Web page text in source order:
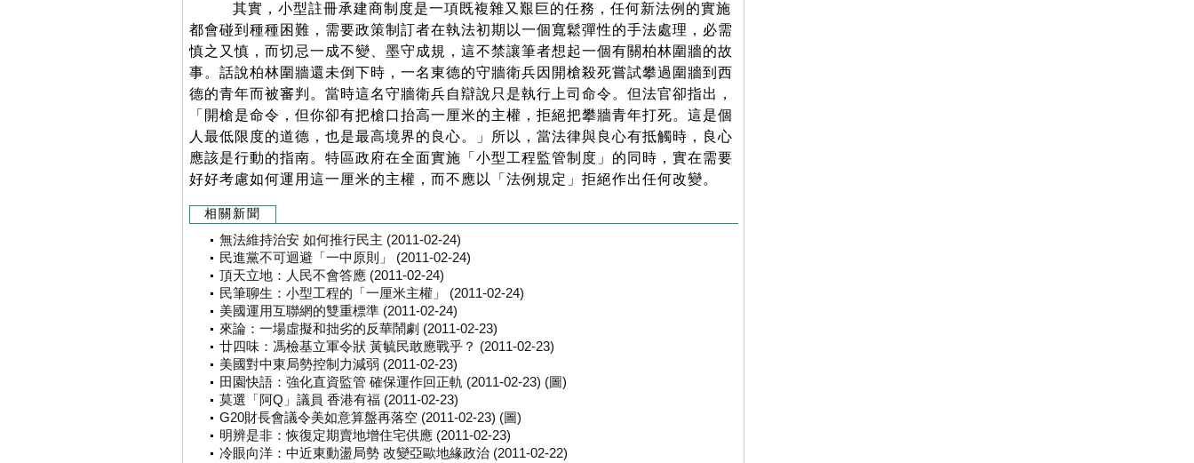
其實，小型註冊承建商制度是一項既複雜又艱巨的任務，任何新法例的實施
都會碰到種種困難，需要政策制訂者在執法初期以一個寬鬆彈性的手法處理，必需
慎之又慎，而切忌一成不變、墨守成規，這不禁讓筆者想起一個有關柏林圍牆的故
事。話說柏林圍牆還未倒下時，一名東德的守牆衛兵因開槍殺死嘗試攀過圍牆到西
德的青年而被審判。當時這名守牆衛兵自辯說只是執行上司命令。但法官卻指出，
「開槍是命令，但你卻有把槍口抬高一厘米的主權，拒絕把攀牆青年打死。這是個
人最低限度的道德，也是最高境界的良心。」所以，當法律與良心有抵觸時，良心
應該是行動的指南。特區政府在全面實施「小型工程監管制度」的同時，實在需要
好好考慮如何運用這一厘米的主權，而不應以「法例規定」拒絕作出任何改變。
相關新聞
無法維持治安 如何推行民主 (2011-02-24)
民進黨不可迴避「一中原則」 (2011-02-24)
頂天立地：人民不會答應 (2011-02-24)
民筆聊生：小型工程的「一厘米主權」 (2011-02-24)
美國運用互聯網的雙重標準 (2011-02-24)
來論：一場虛擬和拙劣的反華鬧劇 (2011-02-23)
廿四味：馮檢基立軍令狀 黃毓民敢應戰乎？ (2011-02-23)
美國對中東局勢控制力減弱 (2011-02-23)
田園快語：強化直資監管 確保運作回正軌 (2011-02-23) (圖)
莫選「阿Q」議員 香港有福 (2011-02-23)
G20財長會議令美如意算盤再落空 (2011-02-23) (圖)
明辨是非：恢復定期賣地增住宅供應 (2011-02-23)
冷眼向洋：中近東動盪局勢 改變亞歐地緣政治 (2011-02-22)